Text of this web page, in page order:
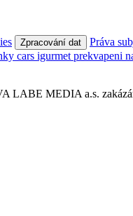
Zpracování dat
Práva
cars igurmet prekvapeni
LABE MEDIA a.s.